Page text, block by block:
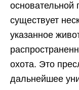
основательной
существует
указанное
охота. Это
дальнейшее